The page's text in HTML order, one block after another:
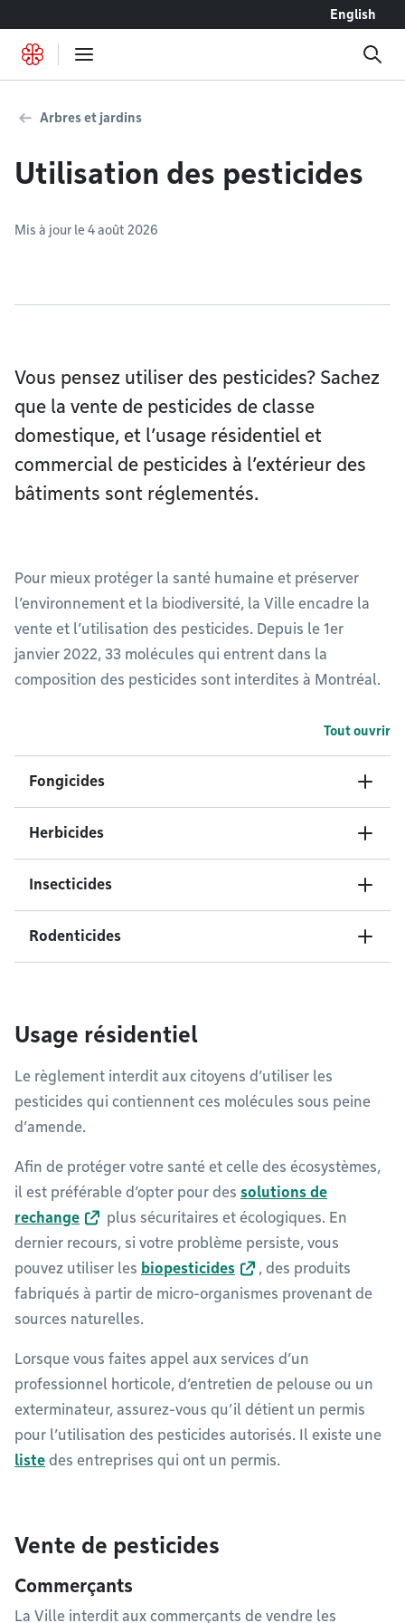
English
Arbres et jardins
Utilisation des pesticides
Mis à jour le 4 août 2026
Vous pensez utiliser des pesticides? Sachez
que la vente de pesticides de classe
domestique, et l’usage résidentiel et
commercial de pesticides à l’extérieur des
bâtiments sont réglementés.
Pour mieux protéger la santé humaine et préserver
l’environnement et la biodiversité, la Ville encadre la
vente et l’utilisation des pesticides. Depuis le 1er
janvier 2022, 33 molécules qui entrent dans la
composition des pesticides sont interdites à Montréal.
Tout ouvrir
Fongicides
Herbicides
Insecticides
Rodenticides
Usage résidentiel
Le règlement interdit aux citoyens d’utiliser les
pesticides qui contiennent ces molécules sous peine
d’amende.
Afin de protéger votre santé et celle des écosystèmes,
il est préférable d’opter pour des solutions de
rechange
plus sécuritaires et écologiques. En
dernier recours, si votre problème persiste, vous
pouvez utiliser les biopesticides
, des produits
fabriqués à partir de micro-organismes provenant de
sources naturelles.
Lorsque vous faites appel aux services d’un
professionnel horticole, d’entretien de pelouse ou un
exterminateur, assurez-vous qu’il détient un permis
pour l’utilisation des pesticides autorisés. Il existe une
liste des entreprises qui ont un permis.
Vente de pesticides
Commerçants
La Ville interdit aux commerçants de vendre les